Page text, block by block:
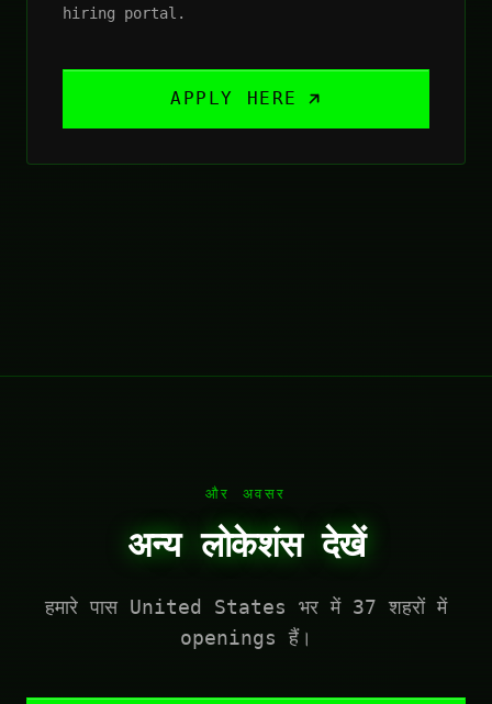
hiring portal.
APPLY HERE
और अवसर
अन्य लोकेशंस देखें
हमारे पास United States भर में 37 शहरों में
openings हैं।